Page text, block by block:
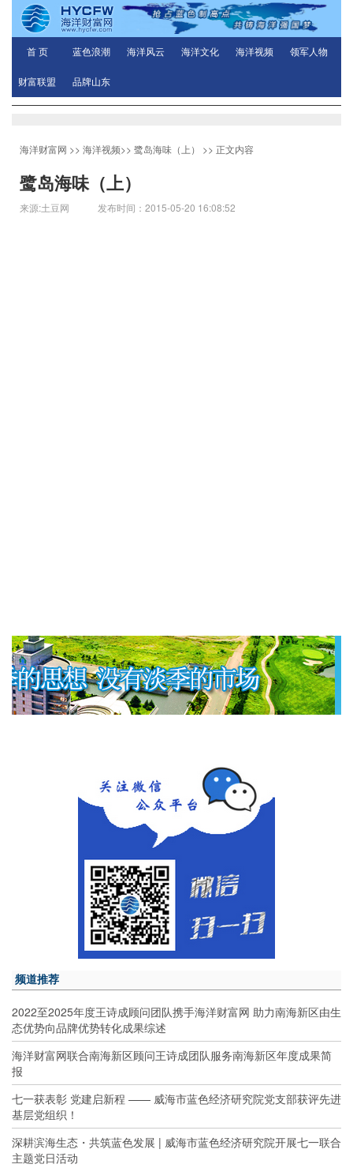
首 页 蓝色浪潮 海洋风云 海洋文化 海洋视频 领军人物
财富联盟 品牌山东
海洋财富网 >> 海洋视频>> 鹭岛海味（上） >> 正文内容
鹭岛海味（上）
来源:土豆网 发布时间：2015-05-20 16:08:52
频道推荐
2022至2025年度王诗成顾问团队携手海洋财富网 助力南海新区由生
态优势向品牌优势转化成果综述
海洋财富网联合南海新区顾问王诗成团队服务南海新区年度成果简
报
七一获表彰 党建启新程 —— 威海市蓝色经济研究院党支部获评先进
基层党组织！
深耕滨海生态・共筑蓝色发展 | 威海市蓝色经济研究院开展七一联合
主题党日活动